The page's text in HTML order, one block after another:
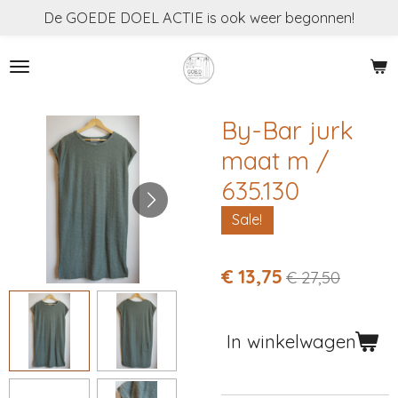
naar
De GOEDE DOEL ACTIE is ook weer begonnen!
By-Bar jurk
maat m /
635.130
Sale!
€ 13,75 € 27,50
In winkelwagen